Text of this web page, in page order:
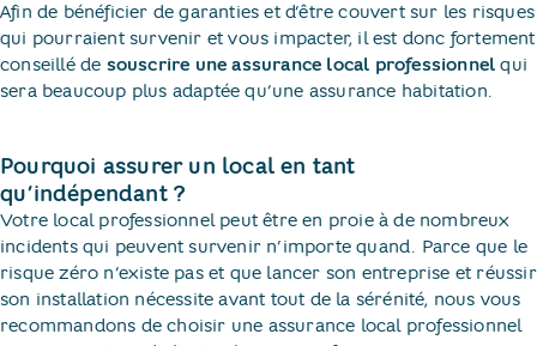
Afin de bénéficier de garanties et d’être couvert sur les risques
qui pourraient survenir et vous impacter, il est donc fortement
conseillé de souscrire une assurance local professionnel qui
sera beaucoup plus adaptée qu’une assurance habitation.
Pourquoi assurer un local en tant
qu’indépendant ?
Votre local professionnel peut être en proie à de nombreux
incidents qui peuvent survenir n’importe quand. Parce que le
risque zéro n’existe pas et que lancer son entreprise et réussir
son installation nécessite avant tout de la sérénité, nous vous
recommandons de choisir une assurance local professionnel